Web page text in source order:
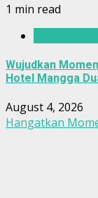
1 min read
Wujudkan
Hotel Mangga
August 4, 2026
Hangatkan